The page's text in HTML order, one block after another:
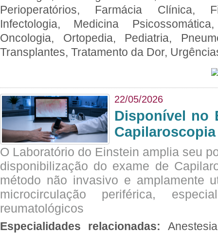
Perioperatórios, Farmácia Clínica,
Infectologia, Medicina
Oncologia, Ortopedia, Pediatria,
Transplantes, Tratamento da Dor,
22/05/2026
Disponível no
O Laboratório do Einstein amplia seu
disponibilização do exame de
método não invasivo e amplamente
microcirculação periférica,
reumatológicos
Especialidades relacionadas: